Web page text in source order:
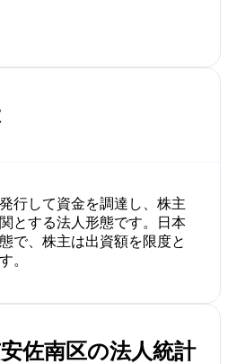
行して資金を調達し、株主
とする法人形態です。日本
で、株主は出資額を限度と
。
佐南区の法人統計